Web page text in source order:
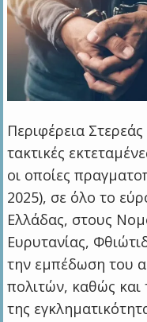
Περιφέρεια
τακτικές
οι οποίες
2025), σε όλο το
Ελλάδας, στους
Ευρυτανίας,
την εμπέδωση του
πολιτών, καθώς
της